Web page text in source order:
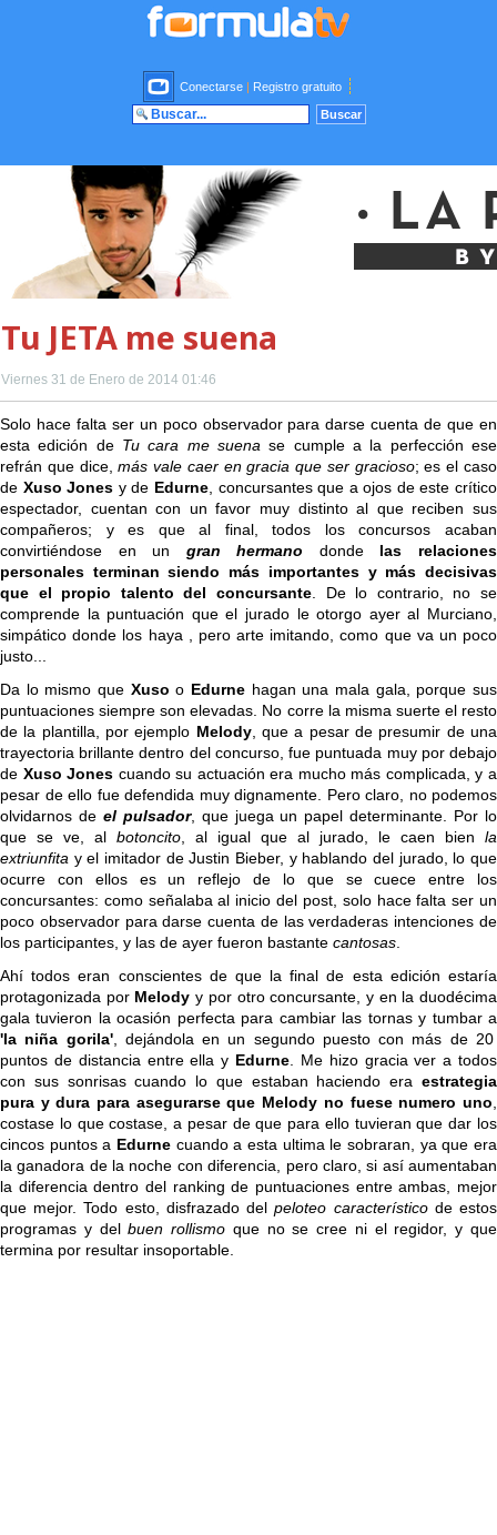
Conectarse | Registro gratuito
Tu JETA me suena
Viernes 31 de Enero de 2014 01:46
Solo hace falta ser un poco observador para darse cuenta de que en
esta edición de Tu cara me suena se cumple a la perfección ese
refrán que dice,más vale caer en gracia que ser gracioso; es el caso
de Xuso Jones y de Edurne, concursantes que a ojos de este crítico
espectador, cuentan con un favor muy distinto al que reciben sus
compañeros; y es que al final, todos los concursos acaban
convirtiéndose en un gran hermano dondelas relaciones
personales terminan siendo más importantes y más decisivas
que el propio talento del concursante . De lo contrario, no se
comprende la puntuación que el jurado le otorgo ayer al Murciano,
simpático donde los haya , pero arte imitando, como que va un poco
justo...
Da lo mismo que Xuso o Edurne hagan una mala gala, porque sus
puntuaciones siempre son elevadas. No corre la misma suerte el resto
de la plantilla, por ejemplo Melody, que a pesar de presumir de una
trayectoria brillante dentro del concurso, fue puntuada muy por debajo
de Xuso Jones cuando su actuación era mucho más complicada, y a
pesar de ello fue defendida muy dignamente. Pero claro, no podemos
olvidarnos de el pulsador, que juega un papel determinante. Por lo
que se ve, al botoncito , al igual que al jurado, le caen bien la
extriunfita y el imitador de Justin Bieber, y hablando del jurado, lo que
ocurre con ellos es un reflejo de lo que se cuece entre los
concursantes: como señalaba al inicio del post, solo hace falta ser un
poco observador para darse cuenta de las verdaderas intenciones de
los participantes, y las de ayer fueron bastante cantosas
Ahí todos eran conscientes de que la final de esta edición estaría
protagonizada por Melody y por otro concursante, y en la duodécima
gala tuvieron la ocasión perfecta para cambiar las tornas y tumbar a
'la niña gorila', dejándola en un segundo puesto con más de 20
puntos de distancia entre ella y Edurne . Me hizo gracia ver a todos
con sus sonrisas cuando lo que estaban haciendo era estrategia
pura y dura para asegurarse que Melody no fuese numero uno
costase lo que costase, a pesar de que para ello tuvieran que dar los
cincos puntos a Edurne cuando a esta ultima le sobraran, ya que era
la ganadora de la noche con diferencia, pero claro, si así aumentaban
la diferencia dentro del ranking de puntuaciones entre ambas, mejor
que mejor. Todo esto, disfrazado delpeloteo característicode estos
programas y delbuen rollismo que no se cree ni el regidor, y que
termina por resultar insoportable.